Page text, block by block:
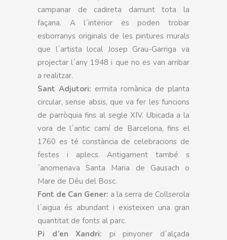
campanar de cadireta damunt tota la
façana. A l´interior es poden trobar
esborranys originals de les pintures murals
que l´artista local Josep Grau-Garriga va
projectar l´any 1948 i que no es van arribar
a realitzar.
Sant Adjutori: ermita romànica de planta
circular, sense absis, que va fer les funcions
de parròquia fins al segle XIV. Ubicada a la
vora de l´antic camí de Barcelona, fins el
1760 es té constància de celebracions de
festes i aplecs. Antigament també s
´anomenava Santa Maria de Gausach o
Mare de Déu del Bosc.
Font de Can Gener: a la serra de Collserola
l´aigua és abundant i existeixen una gran
quantitat de fonts al parc.
Pi d’en Xandri: pi pinyoner d´alçada